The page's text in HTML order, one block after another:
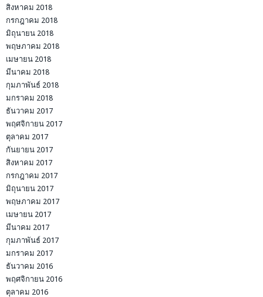
สิงหาคม 2018
กรกฎาคม 2018
มิถุนายน 2018
พฤษภาคม 2018
เมษายน 2018
มีนาคม 2018
กุมภาพันธ์ 2018
มกราคม 2018
ธันวาคม 2017
พฤศจิกายน 2017
ตุลาคม 2017
กันยายน 2017
สิงหาคม 2017
กรกฎาคม 2017
มิถุนายน 2017
พฤษภาคม 2017
เมษายน 2017
มีนาคม 2017
กุมภาพันธ์ 2017
มกราคม 2017
ธันวาคม 2016
พฤศจิกายน 2016
ตุลาคม 2016